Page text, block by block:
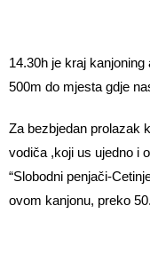
14.30h je kraj
500m do mjesta gdje
Za bezbjedan prolazak
vodiča ,koji us ujedno i
“Slobodni penjači-
ovom kanjonu,